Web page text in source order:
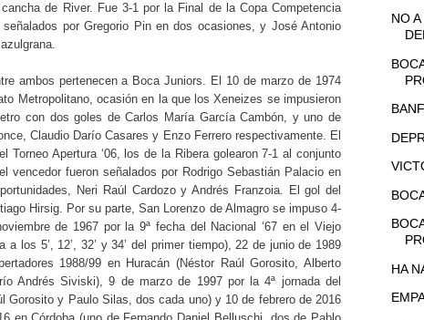
de River. Fue 3-1 por la Final de la Copa Competencia
por Gregorio Pin en dos ocasiones, y José Antonio
ambos pertenecen a Boca Juniors. El 10 de marzo de 1974
Metropolitano, ocasión en la que los Xeneizes se impusieron
con dos goles de Carlos María García Cambón, y uno de
Claudio Darío Casares y Enzo Ferrero respectivamente. El
Torneo Apertura ‘06, los de la Ribera golearon 7-1 al conjunto
vencedor fueron señalados por Rodrigo Sebastián Palacio en
Neri Raúl Cardozo y Andrés Franzoia. El gol del
Hirsig. Por su parte, San Lorenzo de Almagro se impuso 4-
de 1967 por la 9ª fecha del Nacional ‘67 en el Viejo
los 5’, 12’, 32’ y 34’ del primer tiempo), 22 de junio de 1989
1988/99 en Huracán (Néstor Raúl Gorosito, Alberto
Andrés Siviski), 9 de marzo de 1997 por la 4ª jornada del
Gorosito y Paulo Silas, dos cada uno) y 10 de febrero de 2016
NO
HA